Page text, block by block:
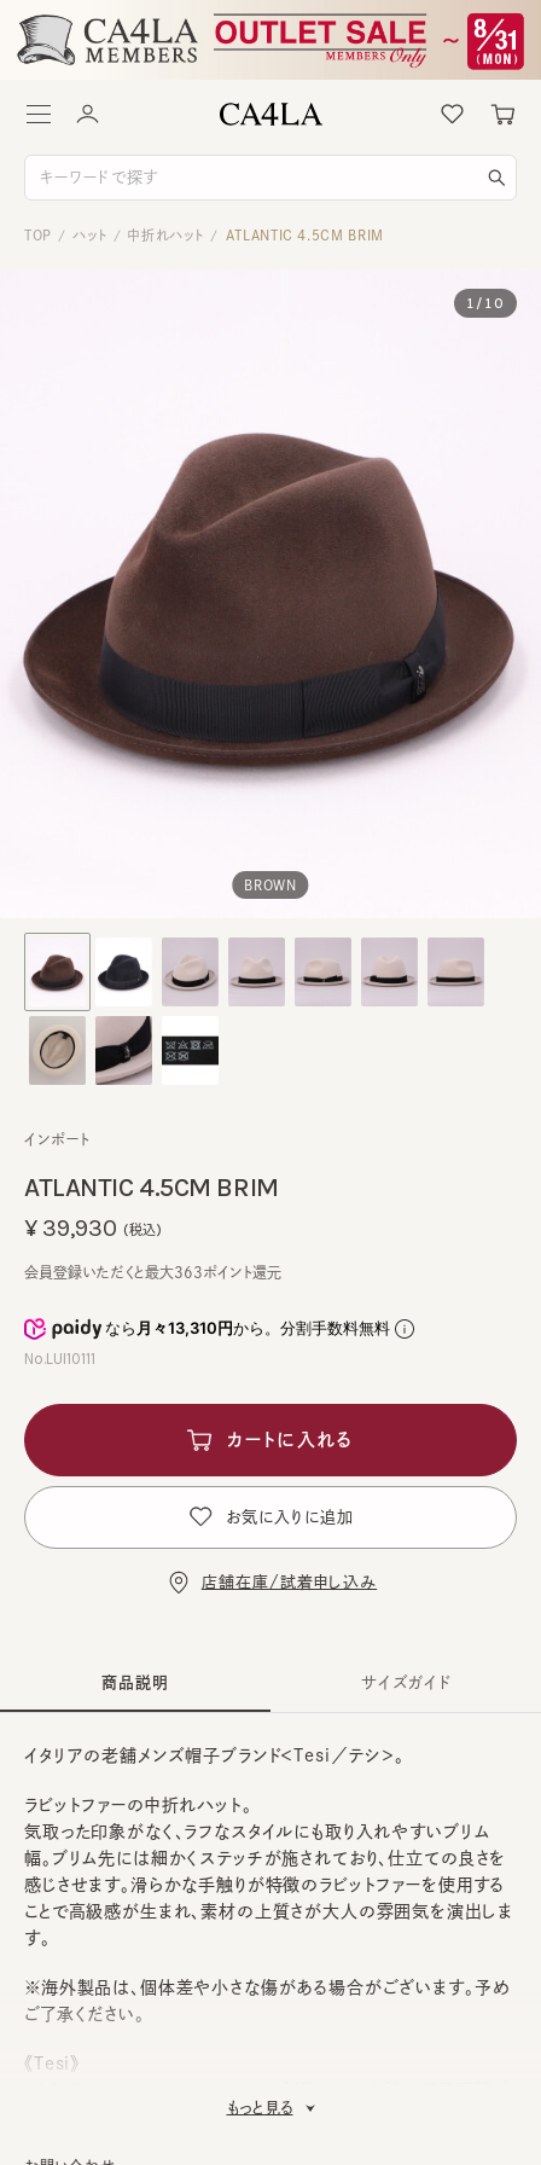
TOP / ハット / 中折れハット / ATLANTIC 4.5CM BRIM
BROWN
1 / 10
ATLANTIC 4.5CM BRIM
インポート
なら月々13,310円から。分割手数料無料
No.LUI10111
¥39,930 (税込)
会員登録いただくと最大363ポイント還元
カートに入れる
お気に入りに追加
店舗在庫/試着申し込み
商品説明
イタリアの老舗メンズ帽子ブランド＜Tesi／テシ＞。
ラビットファーの中折れハット。
気取った印象がなく、ラフなスタイルにも取り入れやすいブリム
幅。ブリム先には細かくステッチが施されており、仕立ての良さを
感じさせます。滑らかな手触りが特徴のラビットファーを使用する
ことで高級感が生まれ、素材の上質さが大人の雰囲気を演出しま
す。
※海外製品は、個体差や小さな傷がある場合がございます。予め
ご了承ください。
《Tesi》
ランド。創業者「Pietro Tesi」によりトスカーナ地方の特産品であ
もっと見る
サイズガイド